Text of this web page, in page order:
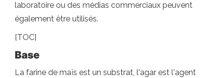
laboratoire ou des médias commerciaux peuvent
également être utilisés.
[TOC]
Base
La farine de maïs est un substrat, l'agar est l'agent